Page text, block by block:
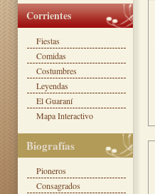
Corrientes
Fiestas
Comidas
Costumbres
Leyendas
El Guaraní
Mapa Interactivo
Biografías
Pioneros
Consagrados